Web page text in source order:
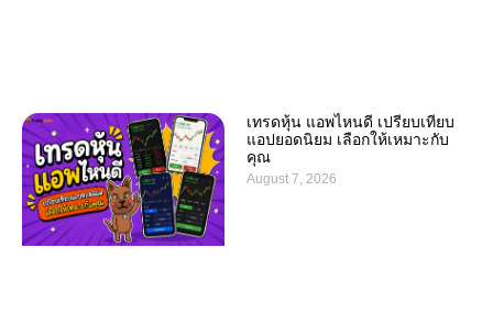
เทรดหุ้น แอพไหนดี เปรียบเทียบ
แอปยอดนิยม เลือกให้เหมาะกับ
คุณ
August 7, 2026